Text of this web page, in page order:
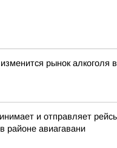
рынок алкоголя
и отправляет
районе авиагавани